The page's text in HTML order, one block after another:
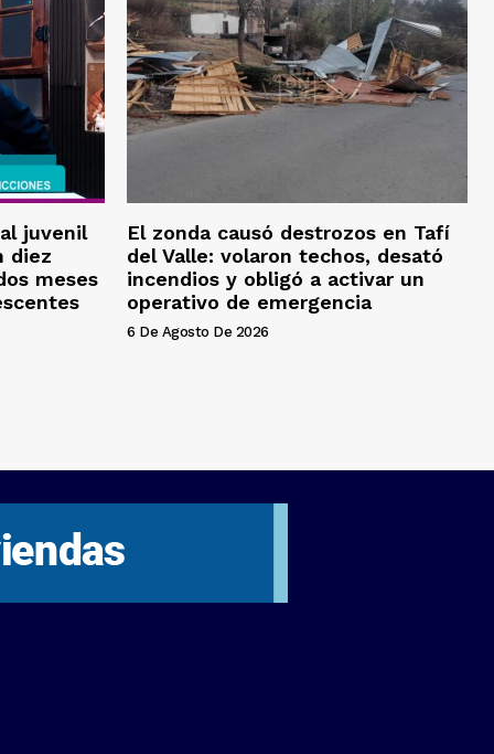
juvenil
diez
meses
El zonda causó destrozos en Tafí
del Valle: volaron techos, desató
incendios y obligó a activar un
operativo de emergencia
6 De Agosto De 2026